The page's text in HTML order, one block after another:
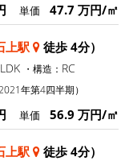
単価 47.7 万円/㎡
上駅 徒歩 4分）
・構造： RC
年第4四半期）
単価 56.9 万円/㎡
上駅 徒歩 4分）